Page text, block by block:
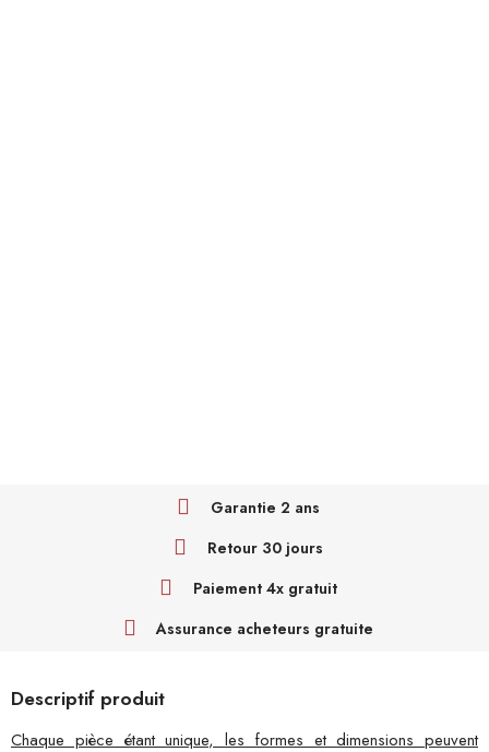
Garantie 2 ans
Retour 30 jours
Paiement 4x gratuit
Assurance acheteurs gratuite
Descriptif produit
Chaque pièce étant unique, les formes et dimensions peuvent